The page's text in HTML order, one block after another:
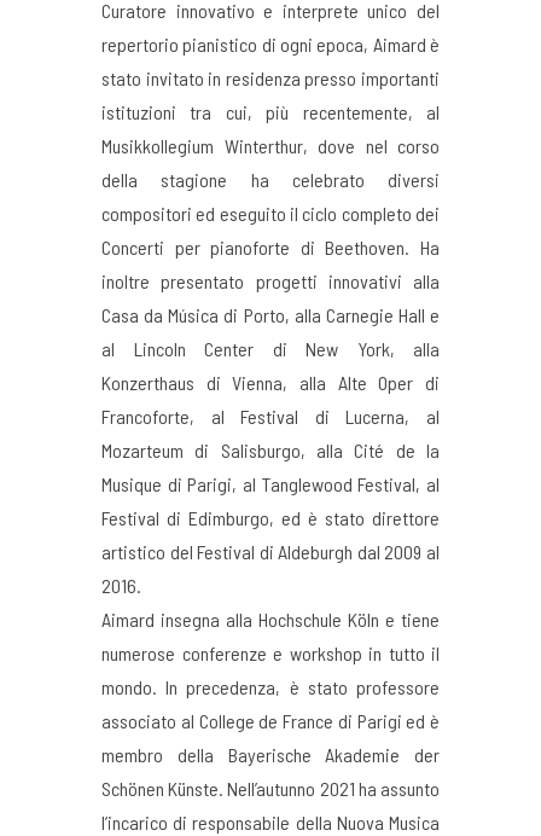
Curatore innovativo e interprete unico del
repertorio pianistico di ogni epoca, Aimard è
stato invitato in residenza presso importanti
istituzioni tra cui, più recentemente, al
Musikkollegium Winterthur, dove nel corso
della stagione ha celebrato diversi
compositori ed eseguito il ciclo completo dei
Concerti per pianoforte di Beethoven. Ha
inoltre presentato progetti innovativi alla
Casa da Música di Porto, alla Carnegie Hall e
al Lincoln Center di New York, alla
Konzerthaus di Vienna, alla Alte Oper di
Francoforte, al Festival di Lucerna, al
Mozarteum di Salisburgo, alla Cité de la
Musique di Parigi, al Tanglewood Festival, al
Festival di Edimburgo, ed è stato direttore
artistico del Festival di Aldeburgh dal 2009 al
2016.
Aimard insegna alla Hochschule Köln e tiene
numerose conferenze e workshop in tutto il
mondo. In precedenza, è stato professore
associato al College de France di Parigi ed è
membro della Bayerische Akademie der
Schönen Künste. Nell’autunno 2021 ha assunto
l’incarico di responsabile della Nuova Musica